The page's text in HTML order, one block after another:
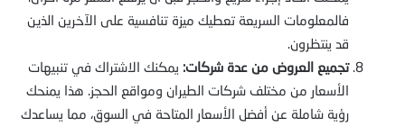
فالمعلومات السريعة تعطيك ميزة تنافسية على الآخرين الذين
قد ينتظرون.
تجميع العروض من عدة شركات: يمكنك الاشتراك في تنبيهات
الأسعار من مختلف شركات الطيران ومواقع الحجز. هذا يمنحك
رؤية شاملة عن أفضل الأسعار المتاحة في السوق، مما يساعدك